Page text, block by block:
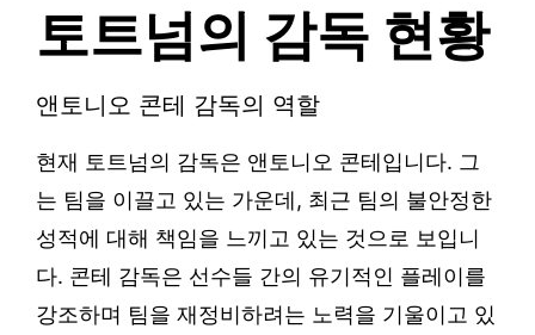
토트넘의 감독 현황
앤토니오 콘테 감독의 역할
현재 토트넘의 감독은 앤토니오 콘테입니다. 그
는 팀을 이끌고 있는 가운데, 최근 팀의 불안정한
성적에 대해 책임을 느끼고 있는 것으로 보입니
다. 콘테 감독은 선수들 간의 유기적인 플레이를
강조하며 팀을 재정비하려는 노력을 기울이고 있